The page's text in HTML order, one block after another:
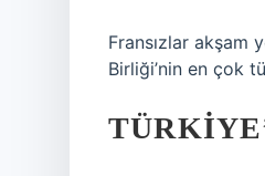
Fransızlar akşam
Birliği’nin en çok